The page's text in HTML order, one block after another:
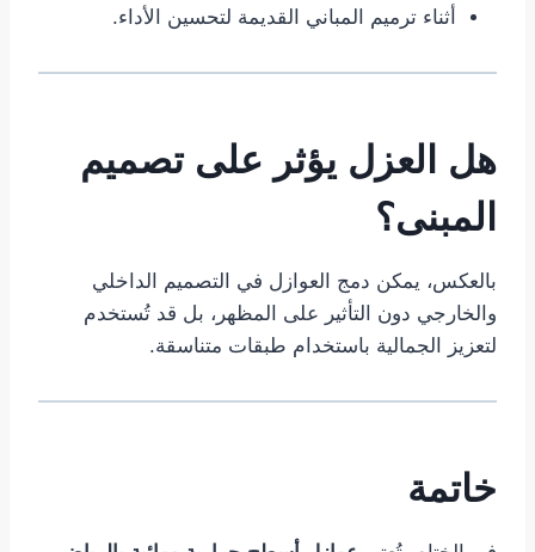
أثناء ترميم المباني القديمة لتحسين الأداء.
هل العزل يؤثر على تصميم
المبنى؟
بالعكس، يمكن دمج العوازل في التصميم الداخلي
والخارجي دون التأثير على المظهر، بل قد تُستخدم
لتعزيز الجمالية باستخدام طبقات متناسقة.
خاتمة